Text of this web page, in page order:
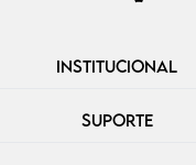
INSTITUCIONAL
SUPORTE